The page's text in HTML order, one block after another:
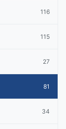
116
115
27
81
34